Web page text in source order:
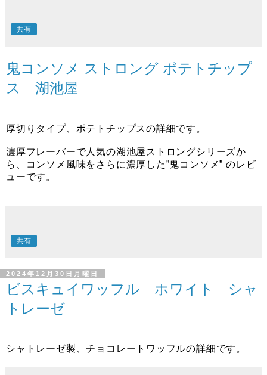
共有
鬼コンソメ ストロング ポテトチップ
ス 湖池屋
厚切りタイプ、ポテトチップスの詳細です。
濃厚フレーバーで人気の湖池屋ストロングシリーズか
ら、コンソメ風味をさらに濃厚した”鬼コンソメ” のレビ
ューです。
共有
2024年12月30日月曜日
ビスキュイワッフル ホワイト シャ
トレーゼ
シャトレーゼ製、チョコレートワッフルの詳細です。